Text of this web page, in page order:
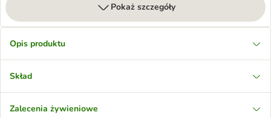
Pokaż szczegóły
Opis produktu
Skład
Zalecenia żywieniowe